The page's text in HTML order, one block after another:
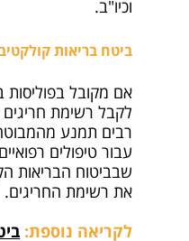
וכיו"ב.
ביטח בריאות
אם מקובל בפוליסות
לקבל רשימת
רבים תמנע
עבור טיפולים
שבביטוח הבריאות
את רשימת החריגים.
לקריאה נוספת: